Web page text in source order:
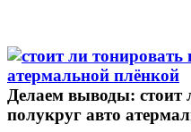
Делаем выводы: стоит
полукруг авто